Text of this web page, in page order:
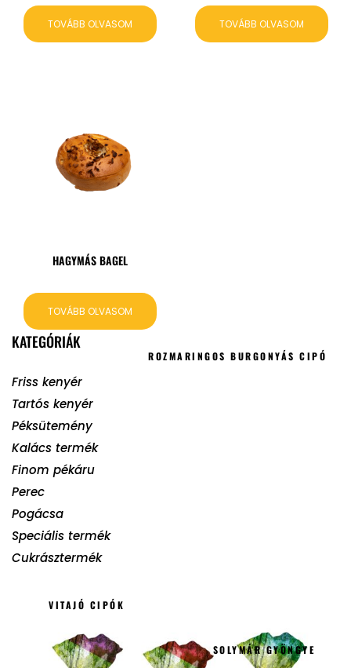
TOVÁBB OLVASOM TOVÁBB OLVASOM
HAGYMÁS BAGEL
TOVÁBB OLVASOM
KATEGÓRIÁK
Friss kenyér
Tartós kenyér
Péksütemény
Kalács termék
Finom pékáru
Perec
Pogácsa
Speciális termék
Cukrásztermék
VITAJÓ CIPÓK
SOLYMÁR GYÖNGYE
ROZMARINGOS BURGONYÁS CIPÓ